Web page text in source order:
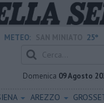
METEO: 25°
Domenica 09 Agosto
AREZZO